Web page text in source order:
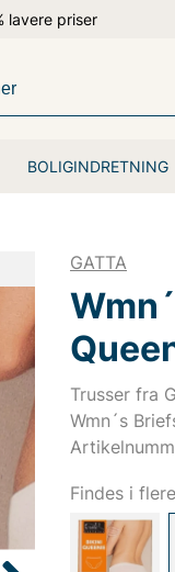
lavere priser
BOLIGINDRETNING
GATTA
Trusser fra
Wmn´s
Findes i